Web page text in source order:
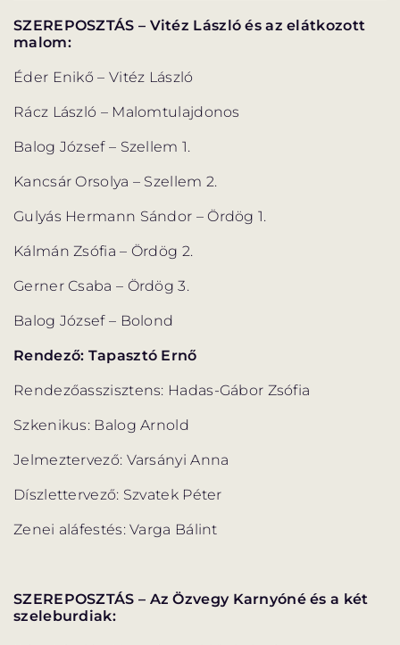
SZEREPOSZTÁS – Vitéz László és az elátkozott
malom:
Éder Enikő – Vitéz László
Rácz László – Malomtulajdonos
Balog József – Szellem 1.
Kancsár Orsolya – Szellem 2.
Gulyás Hermann Sándor – Ördög 1.
Kálmán Zsófia – Ördög 2.
Gerner Csaba – Ördög 3.
Balog József – Bolond
Rendező: Tapasztó Ernő
Rendezőasszisztens: Hadas-Gábor Zsófia
Szkenikus: Balog Arnold
Jelmeztervező: Varsányi Anna
Díszlettervező: Szvatek Péter
Zenei aláfestés: Varga Bálint
SZEREPOSZTÁS – Az Özvegy Karnyóné és a két
szeleburdiak: